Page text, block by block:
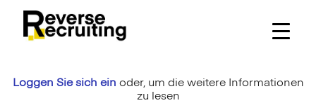
content
Loggen Sie sich ein oder, um die weitere Informationen
zu lesen